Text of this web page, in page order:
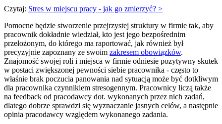
Czytaj: Stres w miejscu pracy - jak go zmierzyć? >
Pomocne będzie stworzenie przejrzystej struktury w firmie tak, aby
pracownik dokładnie wiedział, kto jest jego bezpośrednim
przełożonym, do którego ma raportować, jak również był
precyzyjnie zapoznany ze swoim zakresem obowiązków.
Znajomość swojej roli i miejsca w firmie odniesie pozytywny skutek
w postaci zwiększonej pewności siebie pracownika - często to
właśnie brak poczucia panowania nad sytuacją może być dotkliwym
dla pracownika czynnikiem stresogennym. Pracownicy liczą także
na feedback od pracodawcy dot. wykonanych przez nich zadań,
dlatego dobrze sprawdzi się wyznaczanie jasnych celów, a następnie
opinia pracodawcy względem wykonanego zadania.